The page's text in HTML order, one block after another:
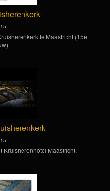
te Maastricht (15e
Kruisherenhotel Maastricht.